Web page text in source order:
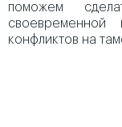
поможем
конфликтов на